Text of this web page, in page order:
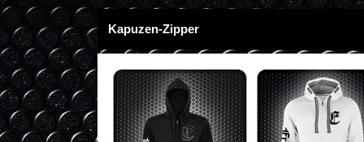
Kapuzen-Zipper